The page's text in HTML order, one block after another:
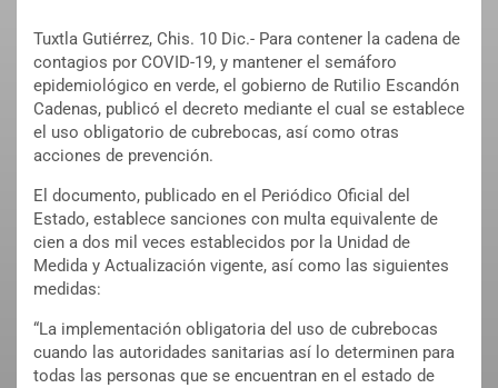
Tuxtla Gutiérrez, Chis. 10 Dic.- Para contener la cadena de
contagios por COVID-19, y mantener el semáforo
epidemiológico en verde, el gobierno de Rutilio Escandón
Cadenas, publicó el decreto mediante el cual se establece
el uso obligatorio de cubrebocas, así como otras
acciones de prevención.
El documento, publicado en el Periódico Oficial del
Estado, establece sanciones con multa equivalente de
cien a dos mil veces establecidos por la Unidad de
Medida y Actualización vigente, así como las siguientes
medidas:
“La implementación obligatoria del uso de cubrebocas
cuando las autoridades sanitarias así lo determinen para
todas las personas que se encuentran en el estado de